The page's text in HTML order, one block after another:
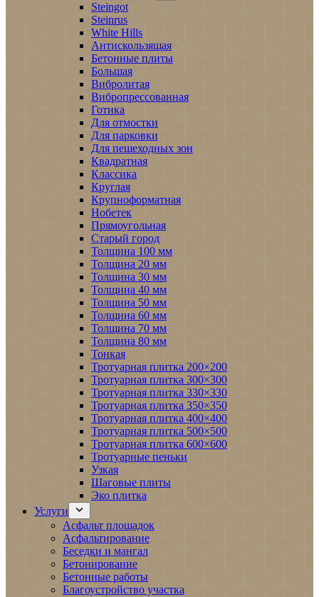
Steingot
Steinrus
White Hills
Антискользящая
Бетонные плиты
Большая
Вибролитая
Вибропрессованная
Готика
Для отмостки
Для парковки
Для пешеходных зон
Квадратная
Классика
Круглая
Крупноформатная
Нобетек
Прямоугольная
Старый город
Толщина 100 мм
Толщина 20 мм
Толщина 30 мм
Толщина 40 мм
Толщина 50 мм
Толщина 60 мм
Толщина 70 мм
Толщина 80 мм
Тонкая
Тротуарная плитка 200×200
Тротуарная плитка 300×300
Тротуарная плитка 330×330
Тротуарная плитка 350×350
Тротуарная плитка 400×400
Тротуарная плитка 500×500
Тротуарная плитка 600×600
Тротуарные пеньки
Узкая
Шаговые плиты
Эко плитка
Услуги
Асфальт площадок
Асфальтирование
Беседки и мангал
Бетонирование
Бетонные работы
Благоустройство участка